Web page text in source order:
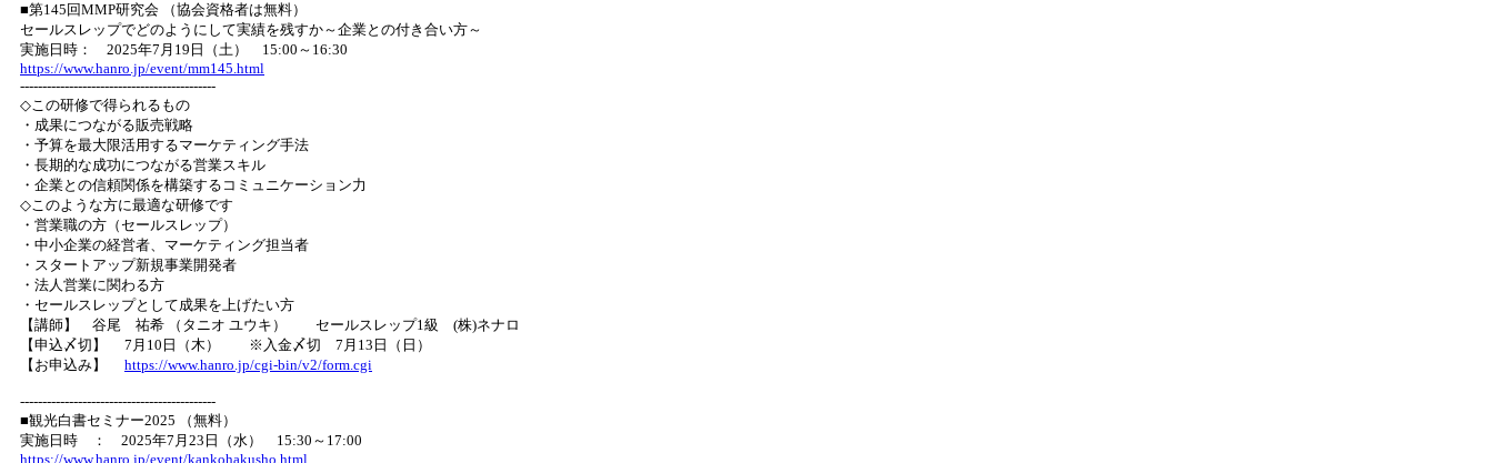
■第145回MMP研究会 （協会資格者は無料）
セールスレップでどのようにして実績を残すか～企業との付き合い方～
実施日時： 2025年7月19日（土） 15:00～16:30
https://www.hanro.jp/event/mm145.html
--------------------------------------------
◇この研修で得られるもの
・成果につながる販売戦略
・予算を最大限活用するマーケティング手法
・長期的な成功につながる営業スキル
・企業との信頼関係を構築するコミュニケーション力
◇このような方に最適な研修です
・営業職の方（セールスレップ）
・中小企業の経営者、マーケティング担当者
・スタートアップ新規事業開発者
・法人営業に関わる方
・セールスレップとして成果を上げたい方
【講師】 谷尾 祐希 （タニオ ユウキ） セールスレップ1級 (株)ネナロ
【申込〆切】 7月10日（木） ※入金〆切 7月13日（日）
【お申込み】 https://www.hanro.jp/cgi-bin/v2/form.cgi
--------------------------------------------
■観光白書セミナー2025 （無料）
実施日時 ： 2025年7月23日（水） 15:30～17:00
https://www.hanro.jp/event/kankohakusho.html